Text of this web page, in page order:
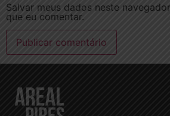
Salvar meus dados neste
que eu comentar.